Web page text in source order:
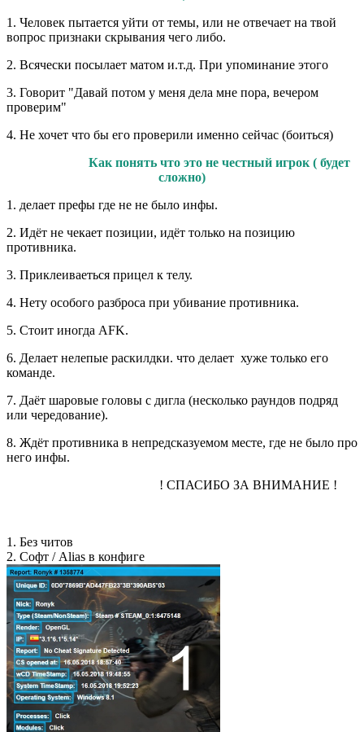
1. Человек пытается уйти от темы, или не отвечает на твой
вопрос признаки скрывания чего либо.
2. Всячески посылает матом и.т.д. При упоминание этого
3. Говорит "Давай потом у меня дела мне пора, вечером
проверим"
4. Не хочет что бы его проверили именно сейчас (боиться)
Как понять что это не честный игрок ( будет
сложно)
1. делает префы где не не было инфы.
2. Идёт не чекает позиции, идёт только на позицию
противника.
3. Приклеиваеться прицел к телу.
4. Нету особого разброса при убивание противника.
5. Стоит иногда AFK.
6. Делает нелепые раскилдки. что делает хуже только его
команде.
7. Даёт шаровые головы с дигла (несколько раундов подряд
или чередование).
8. Ждёт противника в непредсказуемом месте, где не было про
него инфы.
! СПАСИБО ЗА ВНИМАНИЕ !
1. Без читов
2. Cофт / Alias в конфиге